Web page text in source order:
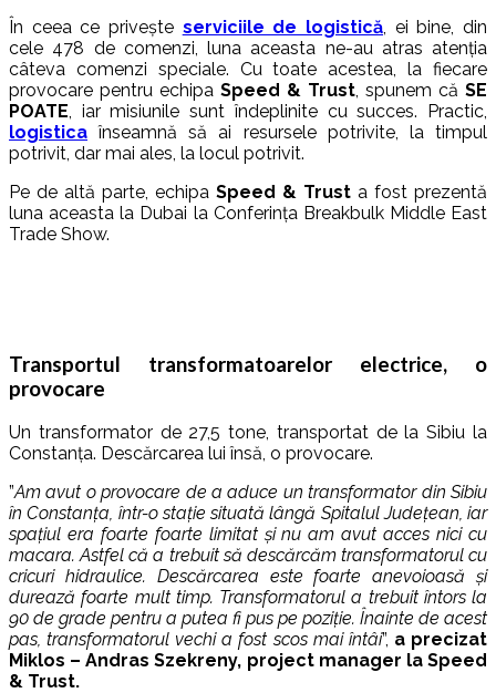
În ceea ce privește serviciile de logistică, ei bine, din
cele 478 de comenzi, luna aceasta ne-au atras atenția
câteva comenzi speciale. Cu toate acestea, la fiecare
provocare pentru echipa Speed & Trust, spunem că SE
POATE, iar misiunile sunt îndeplinite cu succes. Practic,
logistica înseamnă să ai resursele potrivite, la timpul
potrivit, dar mai ales, la locul potrivit.
Pe de altă parte, echipa Speed & Trust a fost prezentă
luna aceasta la Dubai la Conferința Breakbulk Middle East
Trade Show.
Transportul transformatoarelor electrice, o
provocare
Un transformator de 27,5 tone, transportat de la Sibiu la
Constanța. Descărcarea lui însă, o provocare.
”Am avut o provocare de a aduce un transformator din Sibiu
în Constanța, într-o stație situată lângă Spitalul Județean, iar
spațiul era foarte foarte limitat și nu am avut acces nici cu
macara. Astfel că a trebuit să descărcăm transformatorul cu
cricuri hidraulice. Descărcarea este foarte anevoioasă și
durează foarte mult timp. Transformatorul a trebuit întors la
90 de grade pentru a putea fi pus pe poziție. Înainte de acest
pas, transformatorul vechi a fost scos mai întâi”, a precizat
Miklos – Andras Szekreny, project manager la Speed
& Trust.